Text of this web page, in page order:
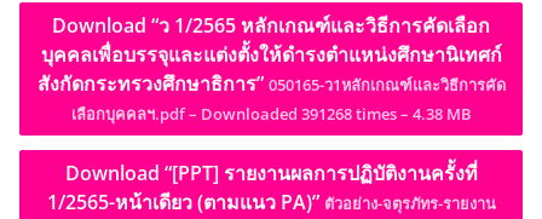
Download “ว 1/2565 หลักเกณฑ์และวิธีการคัดเลือก
บุคคลเพื่อบรรจุและแต่งตั้งให้ดำรงตำแหน่งศึกษานิเทศก์
สังกัดกระทรวงศึกษาธิการ” 050165-ว1หลักเกณฑ์และวิธีการคัด
เลือกบุคคลฯ.pdf – Downloaded 391268 times – 4.38 MB
Download “[PPT] รายงานผลการปฏิบัติงานครั้งที่
1/2565-หน้าเดียว (ตามแนว PA)” ตัวอย่าง-จตุรภัทร-รายงาน